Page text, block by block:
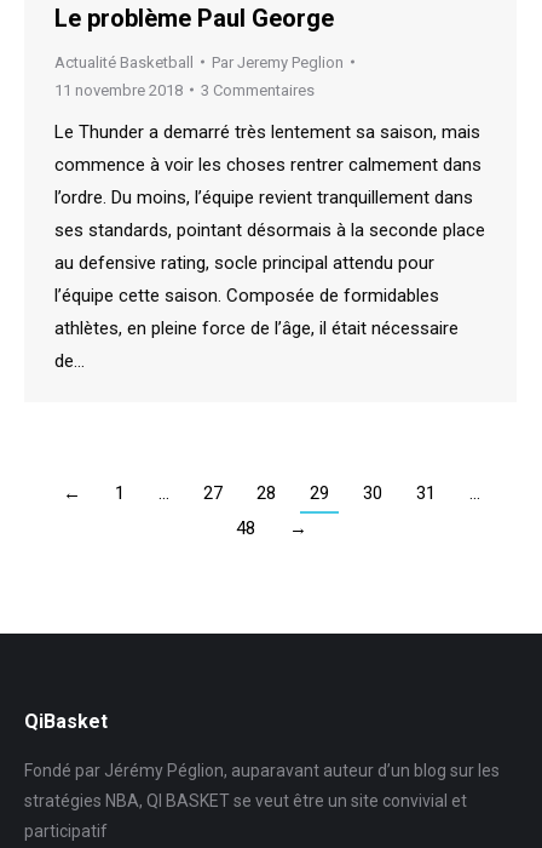
Le problème Paul George
Actualité Basketball Par Jeremy Peglion
11 novembre 2018
3 Commentaires
Le Thunder a demarré très lentement sa saison, mais
commence à voir les choses rentrer calmement dans
l’ordre. Du moins, l’équipe revient tranquillement dans
ses standards, pointant désormais à la seconde place
au defensive rating, socle principal attendu pour
l’équipe cette saison. Composée de formidables
athlètes, en pleine force de l’âge, il était nécessaire
de…
← 1 27 28 29 30 31
48
→
QiBasket
Fondé par Jérémy Péglion, auparavant auteur d’un blog sur les
stratégies NBA, QI BASKET se veut être un site convivial et
participatif